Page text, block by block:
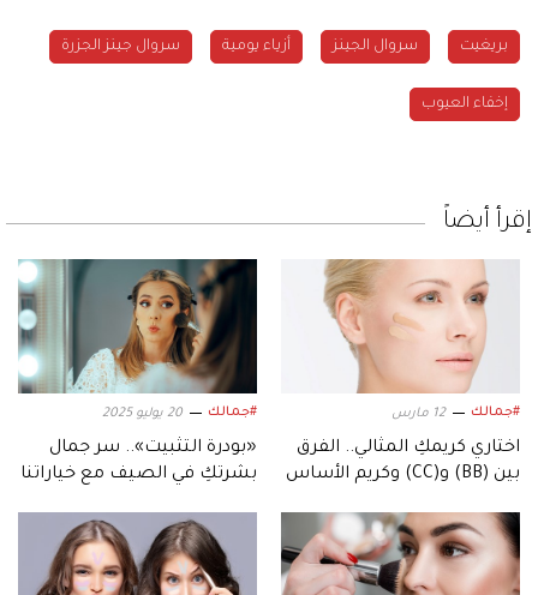
بريغيت سروال الجينز أزياء يومية سروال جينز الجزرة
إخفاء العيوب
إقرأ أيضاً
#جمالك 12 مارس
اختاري كريمكِ المثالي.. الفرق
بين (BB) و(CC) وكريم الأساس
#جمالك 20 يوليو 2025
«بودرة التثبيت».. سر جمال
بشرتكِ في الصيف مع خياراتنا